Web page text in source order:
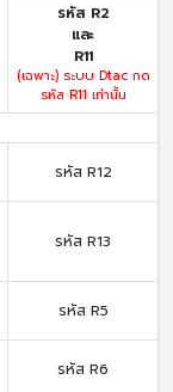
รหัส R2
และ
R11
(เฉพาะ) ระบบ Dtac กด
รหัส R11 เท่านั้น
รหัส R12
รหัส R13
รหัส R5
รหัส R6